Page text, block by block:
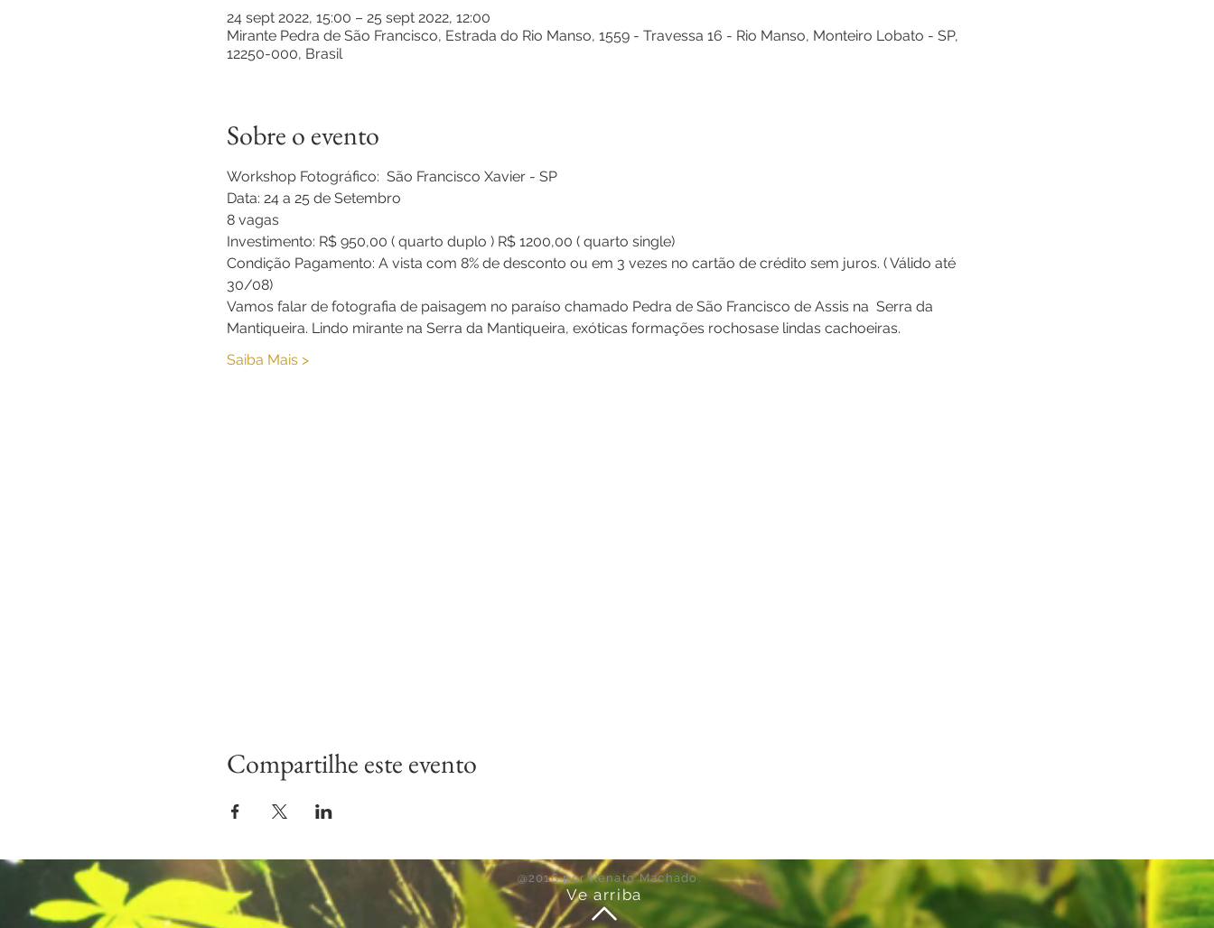
24 sept 2022, 15:00 – 25 sept 2022, 12:00
Mirante Pedra de São Francisco, Estrada do Rio Manso, 1559 - Travessa 16 - Rio Manso, Monteiro Lobato - SP,
12250-000, Brasil
Sobre o evento
Workshop Fotográfico:  São Francisco Xavier - SP
Data: 24 a 25 de Setembro
8 vagas
Investimento: R$ 950,00 ( quarto duplo ) R$ 1200,00 ( quarto single)
Condição Pagamento: A vista com 8% de desconto ou em 3 vezes no cartão de crédito sem juros. ( Válido até
30/08)
Vamos falar de fotografia de paisagem no paraíso chamado Pedra de São Francisco de Assis na  Serra da
Mantiqueira. Lindo mirante na Serra da Mantiqueira, exóticas formações rochosase lindas cachoeiras.
Saiba Mais >
Compartilhe este evento
@2016 por Renato Machado.
Ve arriba